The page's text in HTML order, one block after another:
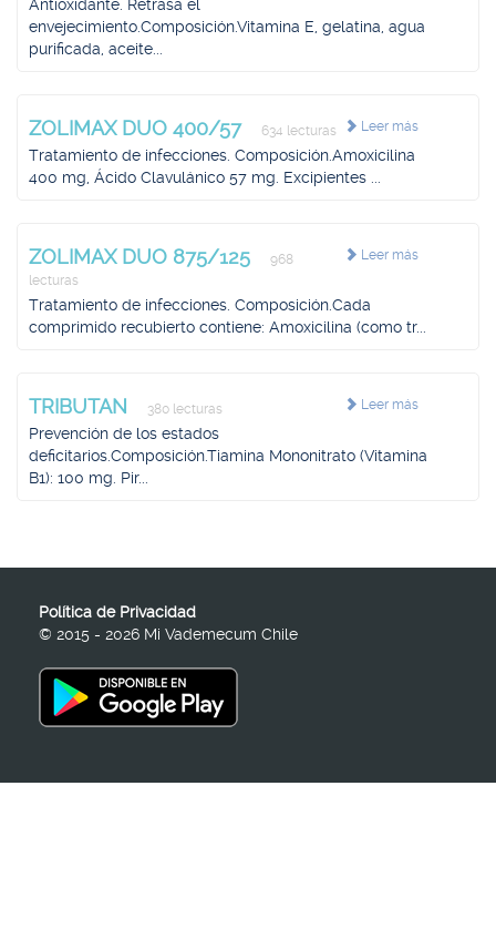
Antioxidante. Retrasa el
envejecimiento.Composición.Vitamina E, gelatina, agua
purificada, aceite...
Leer más
ZOLIMAX DUO 400/57 634 lecturas
Tratamiento de infecciones. Composición.Amoxicilina
400 mg, Ácido Clavulánico 57 mg. Excipientes ...
Leer más
ZOLIMAX DUO 875/125
968
lecturas
Tratamiento de infecciones. Composición.Cada
comprimido recubierto contiene: Amoxicilina (como tr...
Leer más
TRIBUTAN 380 lecturas
Prevención de los estados
deficitarios.Composición.Tiamina Mononitrato (Vitamina
B1): 100 mg. Pir...
Política de Privacidad
© 2015 - 2026 Mi Vademecum Chile